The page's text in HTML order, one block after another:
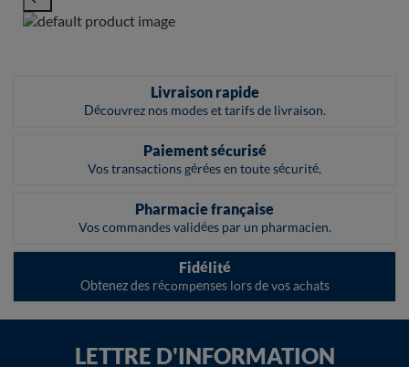
Livraison rapide
Découvrez nos modes et tarifs de livraison.
Paiement sécurisé
Vos transactions gérées en toute sécurité.
Pharmacie française
Vos commandes validées par un pharmacien.
Fidélité
Obtenez des récompenses lors de vos achats
LETTRE D'INFORMATION